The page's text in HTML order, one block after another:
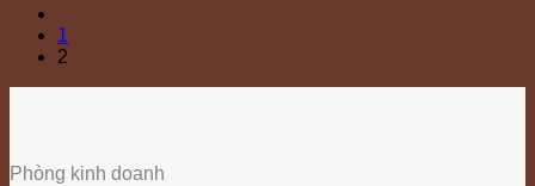
1
2
Phòng kinh doanh